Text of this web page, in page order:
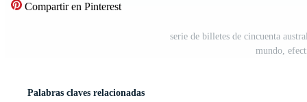
Compartir en Pinterest
serie de billetes de cincuenta
mundo,
Palabras claves relacionadas